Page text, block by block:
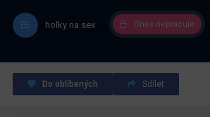
holky na sex Dnes nepracuje
Do oblíbených Sdílet